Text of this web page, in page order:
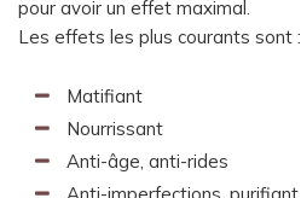
pour avoir un effet maximal.
Les effets les plus courants sont :
Matifiant
Nourrissant
Anti-âge, anti-rides
Anti-imperfections, purifiant